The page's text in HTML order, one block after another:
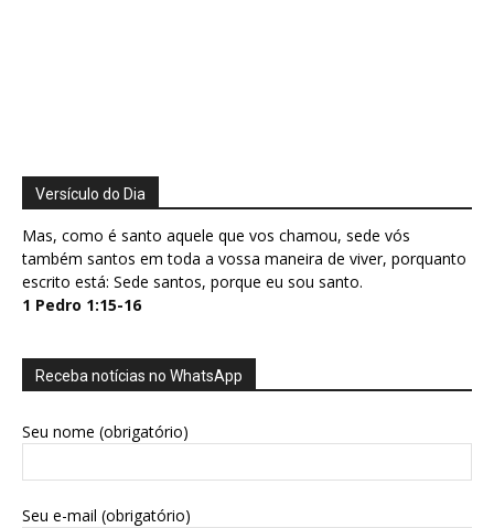
Versículo do Dia
Mas, como é santo aquele que vos chamou, sede vós
também santos em toda a vossa maneira de viver, porquanto
escrito está: Sede santos, porque eu sou santo.
1 Pedro 1:15-16
Receba notícias no WhatsApp
Seu nome (obrigatório)
Seu e-mail (obrigatório)